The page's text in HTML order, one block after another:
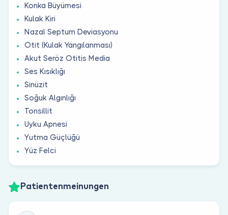
Konka Büyümesi
Kulak Kiri
Nazal Septum Deviasyonu
Otit (Kulak Yangılanması)
Akut Seröz Otitis Media
Ses Kısıklığı
Sinüzit
Soğuk Algınlığı
Tonsillit
Uyku Apnesi
Yutma Güçlüğü
Yüz Felci
Patientenmeinungen